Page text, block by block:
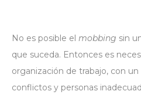
No es posible el mobbing sin
que suceda. Entonces es
organización de trabajo, con
conflictos y personas